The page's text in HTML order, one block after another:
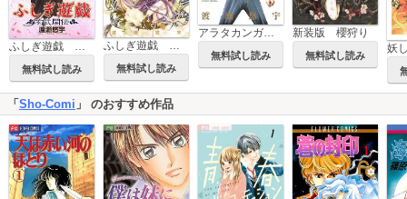
ふしぎ遊戯 玄武開伝
無料試し読み 無料試し読み
アラタカンガタリ～革神語～ リマスター版
無料試し読み
新装版 櫻狩り
無料試し読み
妖
「 Sho-Comi 」 のおすすめ作品